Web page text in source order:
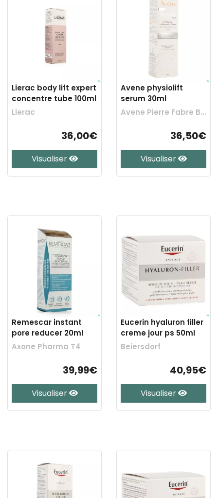
Lierac body lift expert
concentre tube 100ml
Lierac
36,00€
Visualiser
Avene physiolift
serum 30ml
Avene Pierre Fabre Benelux
36,50€
Visualiser
Remescar instant
pore reducer 20ml
Axone Pharma T4
39,99€
Visualiser
Eucerin hyaluron filler
creme jour ps 50ml
Beiersdorf
40,95€
Visualiser